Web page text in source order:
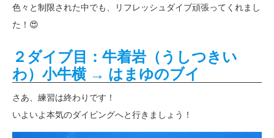
色々と制限された中でも、リフレッシュダイブ頑張ってくれまし
た！😍
２ダイブ目：牛着岩（うしつきい
わ）小牛横 → はまゆのブイ
さあ、練習は終わりです！
いよいよ本気のダイビングへと行きましょう！